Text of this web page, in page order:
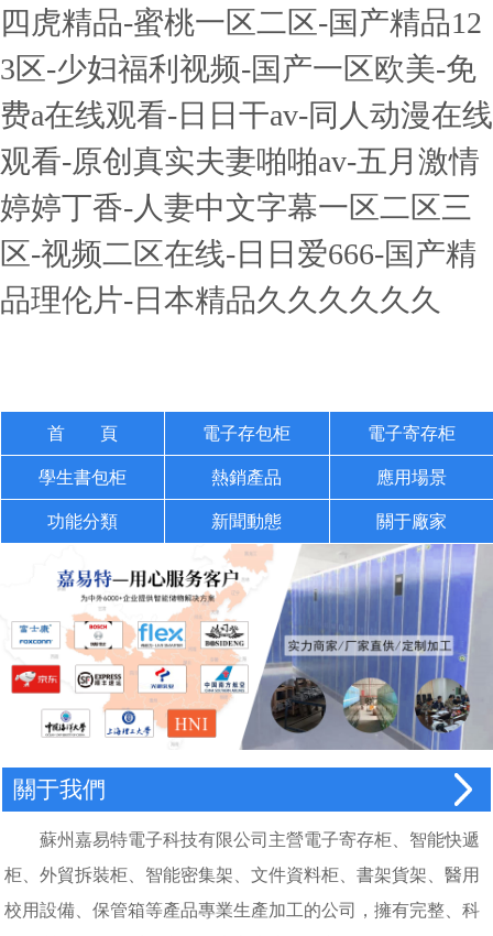
四虎精品-蜜桃一区二区-国产精品12
3区-少妇福利视频-国产一区欧美-免
费a在线观看-日日干av-同人动漫在线
观看-原创真实夫妻啪啪av-五月激情
婷婷丁香-人妻中文字幕一区二区三
区-视频二区在线-日日爱666-国产精
品理伦片-日本精品久久久久久久
首 頁 電子存包柜 電子寄存柜
學生書包柜 熱銷產品 應用場景
功能分類 新聞動態 關于廠家
關于我們
蘇州嘉易特電子科技有限公司主營電子寄存柜、智能快遞
柜、外貿拆裝柜、智能密集架、文件資料柜、書架貨架、醫用
校用設備、保管箱等產品專業生產加工的公司，擁有完整、科